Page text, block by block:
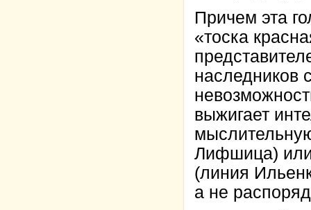
Причем эта
«тоска
наследников
выжигает
Лифшица) или
(линия
а не